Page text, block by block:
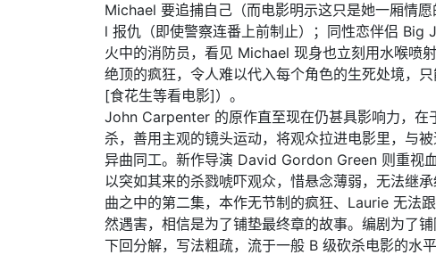
Michael 要追捕自己（而电影明示这只是她一厢情
l 报仇（即使警察连番上前制止）；同性恋伴侣
火中的消防员，看见 Michael 现身也立刻用水喉喷
绝顶的疯狂，令人难以代入每个角色的生死处境，
[食花生等看电影]）。
John Carpenter 的原作直至现在仍甚具影响力，
杀，善用主观的镜头运动，将观众拉进电影里，与
异曲同工。新作导演 David Gordon Green 则重视
以突如其来的杀戮唬吓观众，惜悬念薄弱，无法继
曲之中的第二集，本作无节制的疯狂、Laurie 无法
然遇害，相信是为了铺垫最终章的故事。编剧为了
下回分解，写法粗疏，流于一般 B 级砍杀电影的水